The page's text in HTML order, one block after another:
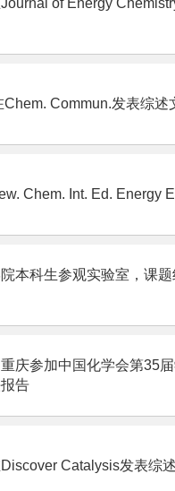
of Energy
Commun.发表综述
Chem. Int. Ed. Energy
本科生参观实验室，课
庆参加中国化学会第35
告
Catalysis发表综述